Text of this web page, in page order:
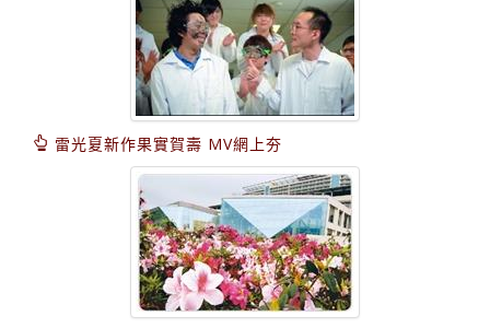
雷光夏新作果實賀壽 MV網上夯